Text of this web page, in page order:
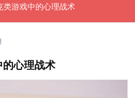
类游戏中的心理战术
心理战术